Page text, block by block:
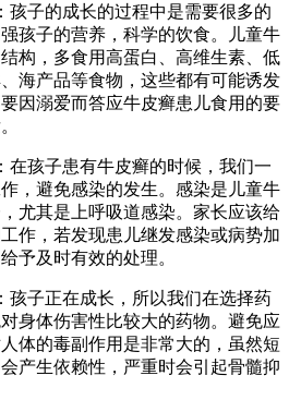
孩子的成长的过程中是需要很多的
孩子的营养，科学的饮食。儿童牛
构，多食用高蛋白、高维生素、低
海产品等食物，这些都有可能诱发
因溺爱而答应牛皮癣患儿食用的要
在孩子患有牛皮癣的时候，我们一
，避免感染的发生。感染是儿童牛
尤其是上呼吸道感染。家长应该给
作，若发现患儿继发感染或病势加
予及时有效的处理。
孩子正在成长，所以我们在选择药
身体伤害性比较大的药物。避免应
体的毒副作用是非常大的，虽然短
产生依赖性，严重时会引起骨髓抑